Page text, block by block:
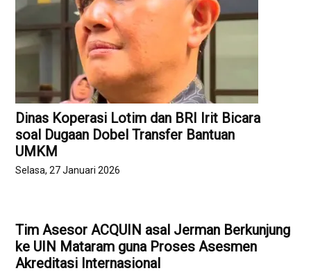
Dinas Koperasi Lotim dan BRI Irit Bicara
soal Dugaan Dobel Transfer Bantuan
UMKM
Selasa, 27 Januari 2026
Tim Asesor ACQUIN asal Jerman Berkunjung
ke UIN Mataram guna Proses Asesmen
Akreditasi Internasional